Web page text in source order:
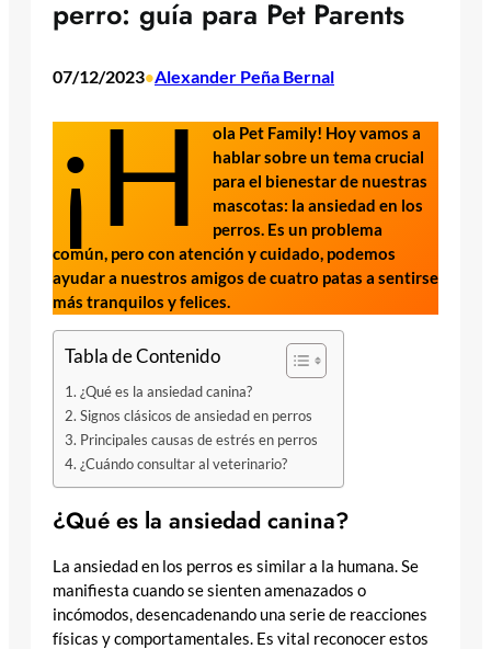
perro: guía para Pet Parents
07/12/2023•Alexander Peña Bernal
¡H
ola Pet Family! Hoy vamos a
hablar sobre un tema crucial
para el bienestar de nuestras
mascotas: la ansiedad en los
perros. Es un problema
común, pero con atención y cuidado, podemos
ayudar a nuestros amigos de cuatro patas a sentirse
más tranquilos y felices.
Tabla de Contenido
¿Qué es la ansiedad canina?
Signos clásicos de ansiedad en perros
Principales causas de estrés en perros
¿Cuándo consultar al veterinario?
¿Qué es la ansiedad canina?
La ansiedad en los perros es similar a la humana. Se
manifiesta cuando se sienten amenazados o
incómodos, desencadenando una serie de reacciones
físicas y comportamentales. Es vital reconocer estos